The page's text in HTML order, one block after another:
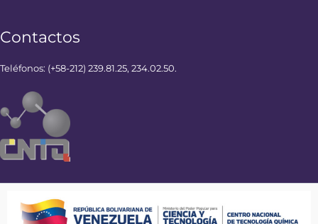
Contactos
Teléfonos: (+58-212) 239.81.25, 234.02.50.